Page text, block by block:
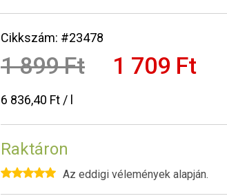
Cikkszám: #23478
1 899 Ft 1 709 Ft
6 836,40 Ft / l
Raktáron
Az eddigi vélemények alapján.